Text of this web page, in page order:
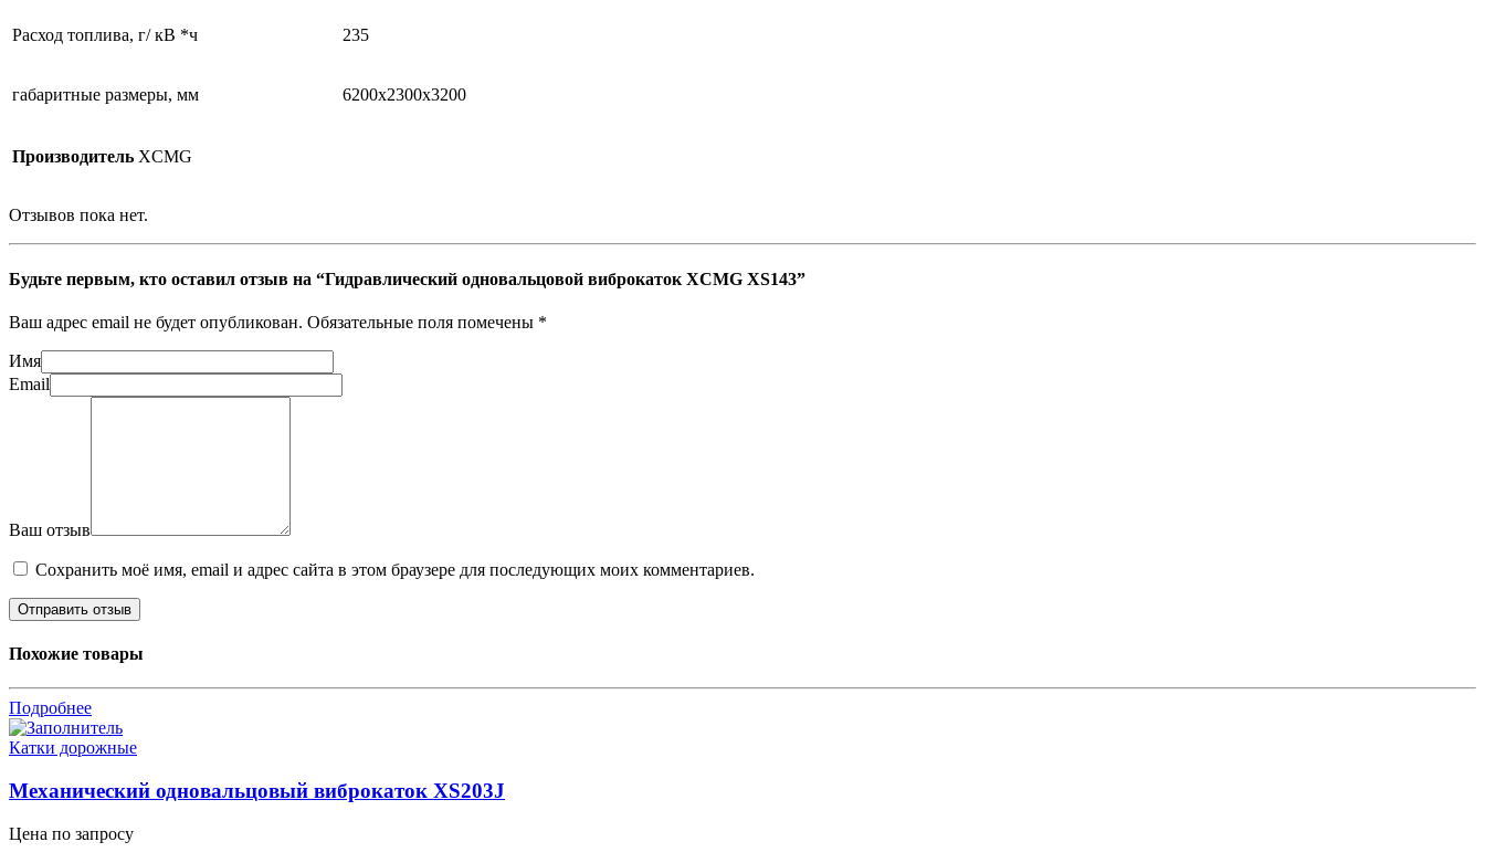
Расход топлива, г/ кВ *ч 235
габаритные размеры, мм 6200х2300х3200
Производитель XCMG
Отзывов пока нет.
Будьте первым, кто оставил отзыв на “Гидравлический одновальцовой виброкаток XCMG XS143”
Ваш адрес email не будет опубликован. Обязательные поля помечены *
Имя
Email
Ваш отзыв
Сохранить моё имя, email и адрес сайта в этом браузере для последующих моих комментариев.
Похожие товары
Подробнее
Катки дорожные
Механический одновальцовый виброкаток XS203J
Цена по запросу